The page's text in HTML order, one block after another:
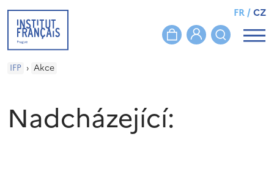
FR/CZ
IFP › Akce
Nadcházející: